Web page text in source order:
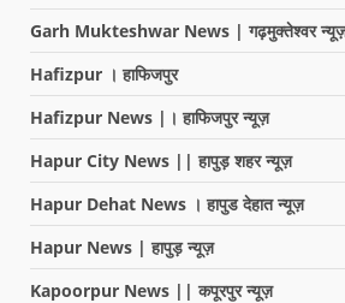
Garh Mukteshwar News | गढ़मुक्तेश्वर
Hafizpur । हाफिजपुर
Hafizpur News |। हाफिजपुर न्यूज़
Hapur City News || हापुड़ शहर न्यूज़
Hapur Dehat News । हापुड देहात न्यूज़
Hapur News | हापुड़ न्यूज़
Kapoorpur News || कपूरपुर न्यूज़